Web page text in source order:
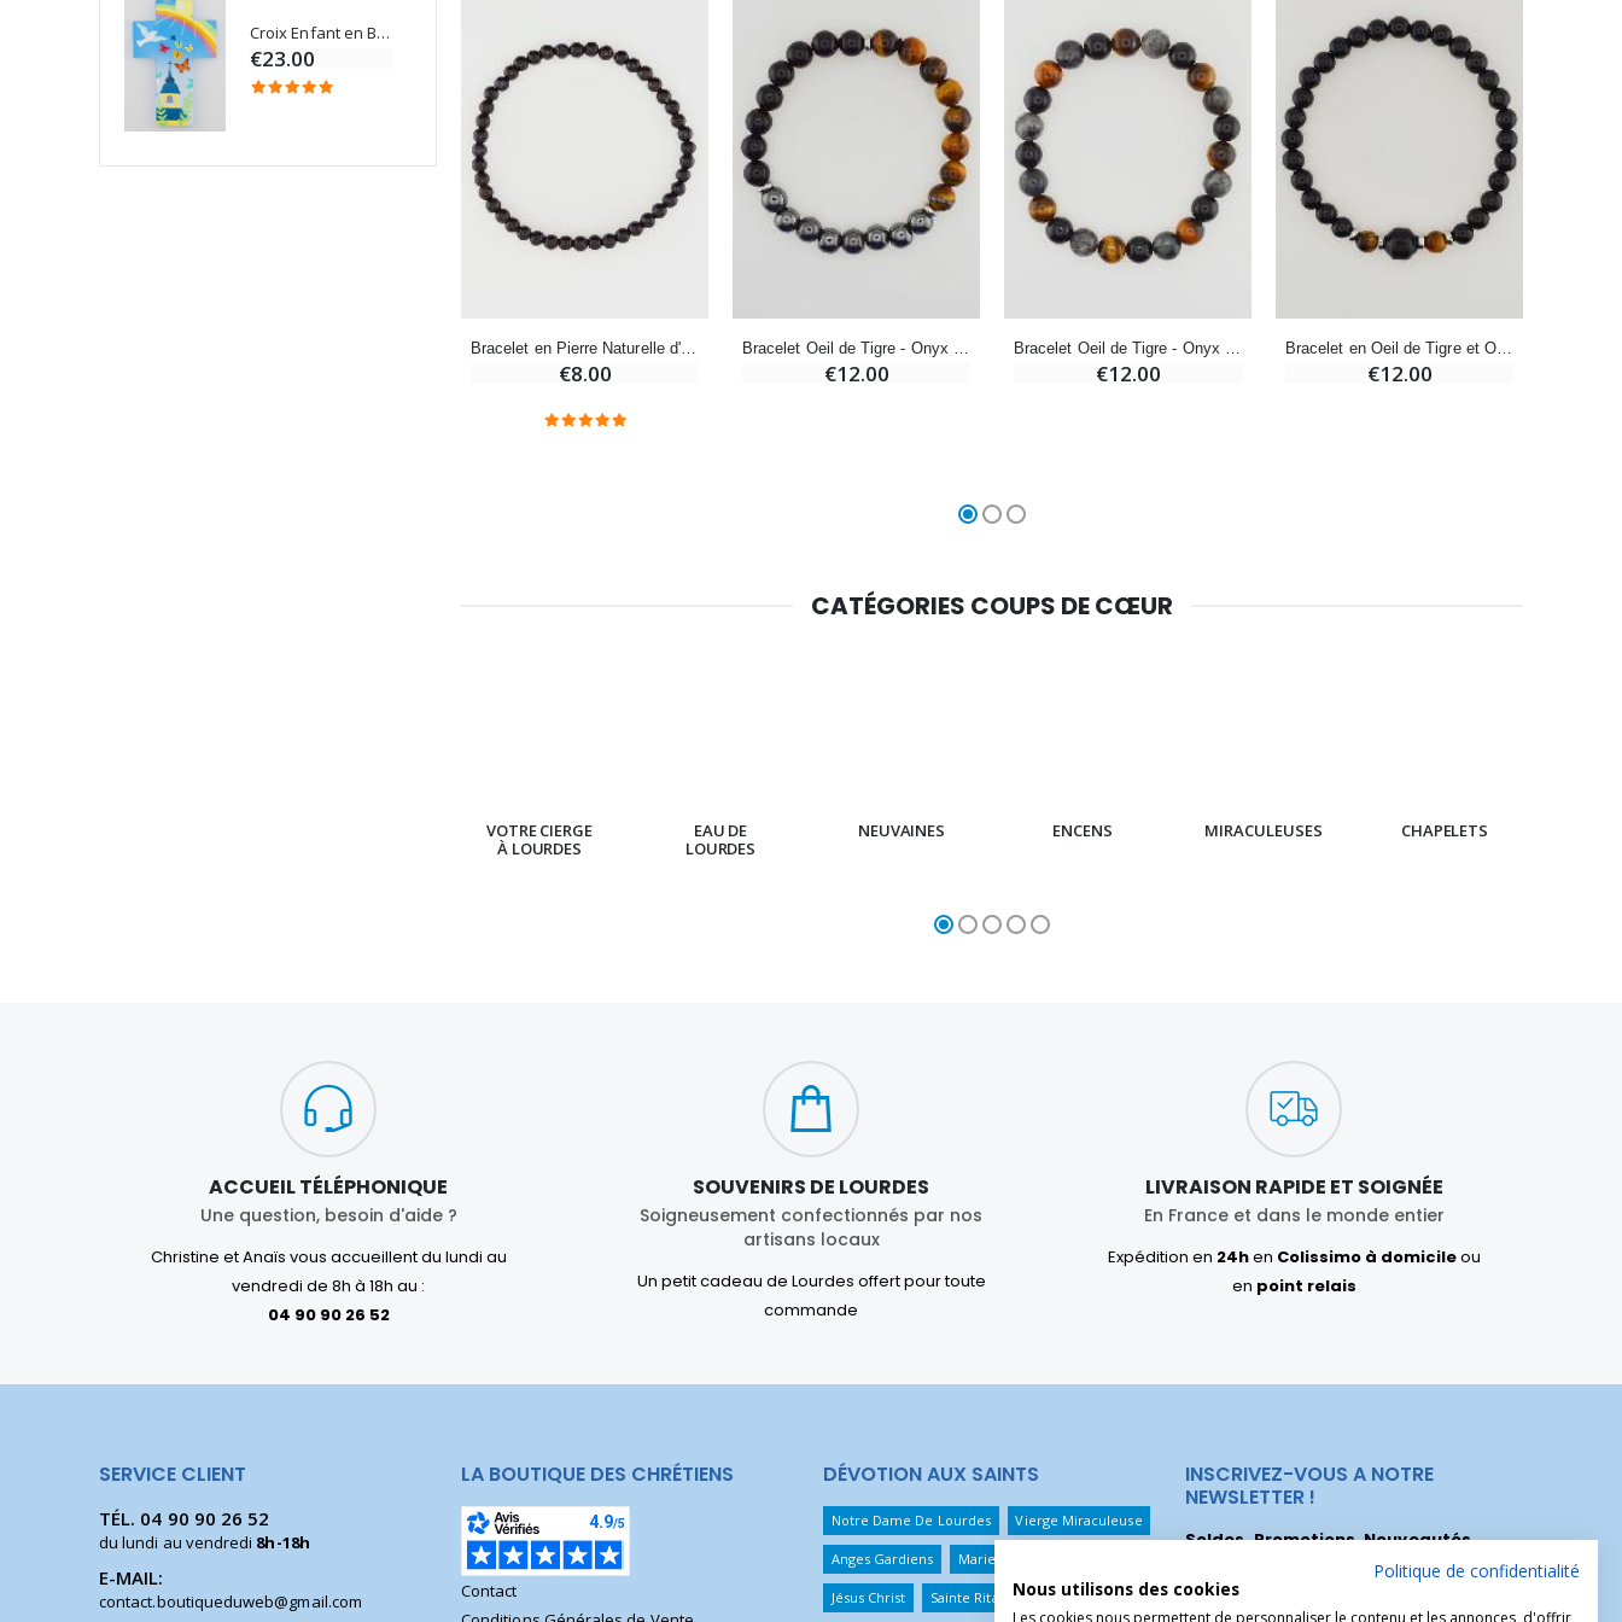
Croix Enfant en Bois Eglise Papillons et Arc-en-ciel 15 cm
€23.00 €4.90 €23.00 €4.90
€8.00 €12.00 €12.00
Bracelet en Oeil de Tigre et Onyx Noir - 6mm
€12.00
CATÉGORIES COUPS DE CŒUR
VOTRE CIERGE
À LOURDES
EAU DE
LOURDES
NEUVAINES ENCENS MIRACULEUSES CHAPELETS
ACCUEIL TÉLÉPHONIQUE
Une question, besoin d'aide ?
Christine et Anaïs vous accueillent du lundi au
vendredi de 8h à 18h au :
04 90 90 26 52
SOUVENIRS DE LOURDES
Soigneusement confectionnés par nos
artisans locaux
Un petit cadeau de Lourdes offert pour toute
commande
LIVRAISON RAPIDE ET SOIGNÉE
En France et dans le monde entier
Expédition en 24hen Colissimo à domicileou
en point relais
SERVICE CLIENT
TÉL. 04 90 90 26 52
du lundi au vendredi 8h-18h
E-MAIL:
contact.boutiqueduweb@gmail.com
LA BOUTIQUE DES CHRÉTIENS
Contact
DÉVOTION AUX SAINTS
Notre Dame De Lourdes Vierge Miraculeuse
Anges Gardiens Marie Qui Défait Les Noeuds
Jésus Christ Sainte Rita Sainte Thérèse
INSCRIVEZ-VOUS A NOTRE
NEWSLETTER !
Soldes, Promotions, Nouveautés...
Inscrivez-vous maintenant pour recevoir
nos meilleures offres.
Politique de confidentialité
Nous utilisons des cookies
Les cookies nous permettent de personnaliser le contenu et les annonces, d'offrir